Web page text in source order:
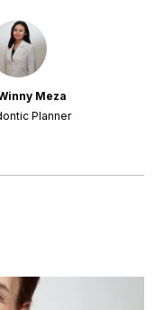
Meza
Planner